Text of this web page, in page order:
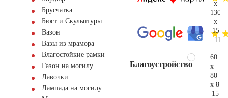
Брусчатка
Бюст и Скульптуры
Вазон
Вазы из мрамора
Влагостойкие рамки
Газон на могилу
Лавочки
Лампада на могилу
Благоустройство
x
130
x
15
60
x
80
x 8
15